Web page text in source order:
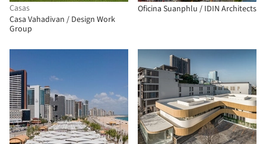
Casas
Casa Vahadivan / Design Work
Group
Oficina Suanphlu / IDIN Architects